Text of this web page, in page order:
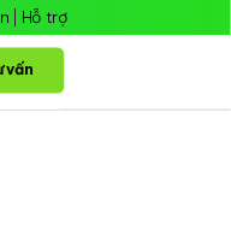
Hỗ trợ
vấn